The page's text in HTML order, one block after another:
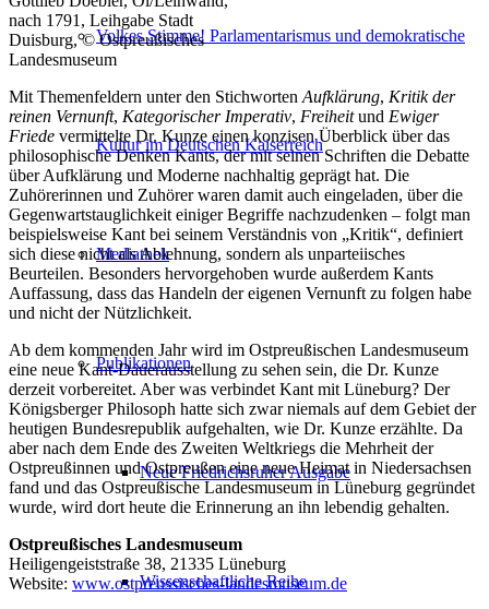
Volkes Stimme! Parlamentarismus und demokratische
Kultur im Deutschen Kaiserreich
Mediathek
Publikationen
Neue Friedrichsruher Ausgabe
Wissenschaftliche Reihe
nach 1791, Leihgabe Stadt
Duisburg, © Ostpreußisches
Landesmuseum
Mit Themenfeldern unter den Stichworten Aufklärung, Kritik der
reinen Vernunft, Kategorischer Imperativ, Freiheitund Ewiger
Friede vermittelte Dr. Kunze einen konzisen Überblick über das
philosophische Denken Kants, der mit seinen Schriften die Debatte
über Aufklärung und Moderne nachhaltig geprägt hat. Die
Zuhörerinnen und Zuhörer waren damit auch eingeladen, über die
Gegenwartstauglichkeit einiger Begriffe nachzudenken – folgt man
beispielsweise Kant bei seinem Verständnis von „Kritik“, definiert
sich diese nicht als Ablehnung, sondern als unparteiisches
Beurteilen. Besonders hervorgehoben wurde außerdem Kants
Auffassung, dass das Handeln der eigenen Vernunft zu folgen habe
und nicht der Nützlichkeit.
Ab dem kommenden Jahr wird im Ostpreußischen Landesmuseum
eine neue Kant-Dauerausstellung zu sehen sein, die Dr. Kunze
derzeit vorbereitet. Aber was verbindet Kant mit Lüneburg? Der
Königsberger Philosoph hatte sich zwar niemals auf dem Gebiet der
heutigen Bundesrepublik aufgehalten, wie Dr. Kunze erzählte. Da
aber nach dem Ende des Zweiten Weltkriegs die Mehrheit der
Ostpreußinnen und Ostpreußen eine neue Heimat in Niedersachsen
fand und das Ostpreußische Landesmuseum in Lüneburg gegründet
wurde, wird dort heute die Erinnerung an ihn lebendig gehalten.
Ostpreußisches Landesmuseum
Heiligengeiststraße 38, 21335 Lüneburg
Website: www.ostpreussisches-landesmuseum.de